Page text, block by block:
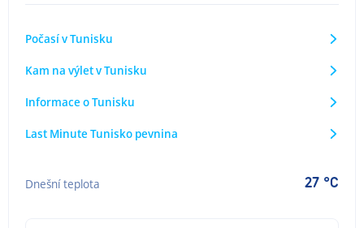
Počasí v Tunisku
Kam na výlet v Tunisku
Informace o Tunisku
Last Minute Tunisko pevnina
Dnešní teplota 27 °C